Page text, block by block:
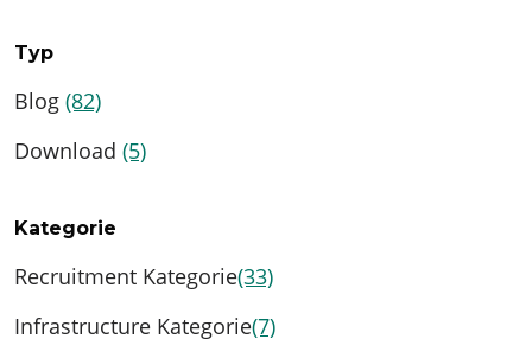
Typ
Blog (82)
Download (5)
Kategorie
Recruitment Kategorie(33)
Infrastructure Kategorie(7)